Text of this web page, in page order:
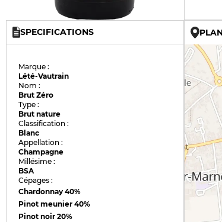
SPECIFICATIONS
Marque :
Lété-Vautrain
Nom :
Brut Zéro
Type :
Brut nature
Classification :
Blanc
Appellation :
Champagne
Millésime :
BSA
Cépages :
Chardonnay40%
Pinot meunier40%
Pinot noir20%